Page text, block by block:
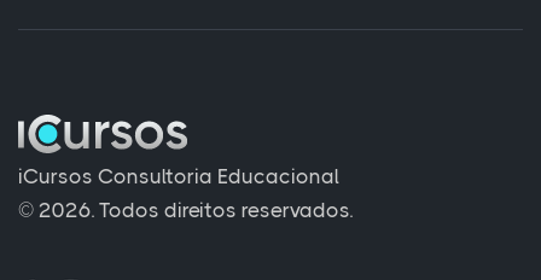
iCursos Consultoria Educacional
© 2026. Todos direitos reservados.